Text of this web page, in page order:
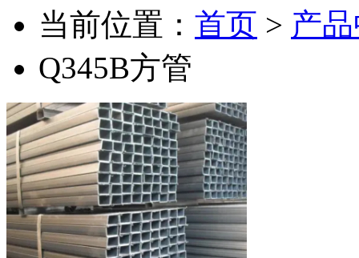
当前位置： 首页 > 产
Q345B方管